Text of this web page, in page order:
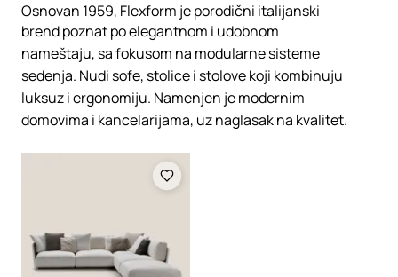
Osnovan 1959, Flexform je porodični italijanski
brend poznat po elegantnom i udobnom
nameštaju, sa fokusom na modularne sisteme
sedenja. Nudi sofe, stolice i stolove koji kombinuju
luksuz i ergonomiju. Namenjen je modernim
domovima i kancelarijama, uz naglasak na kvalitet.